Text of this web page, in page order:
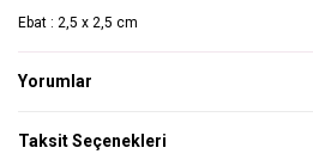
Ebat : 2,5 x 2,5 cm
Yorumlar
Taksit Seçenekleri